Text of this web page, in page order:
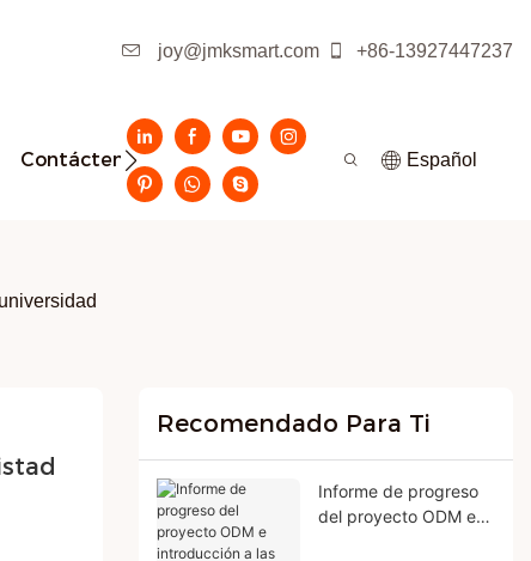
joy@jmksmart.com +86-13927447237
Contáctenos Español
Recomendado Para Ti
Informe de progreso
del proyecto ODM e